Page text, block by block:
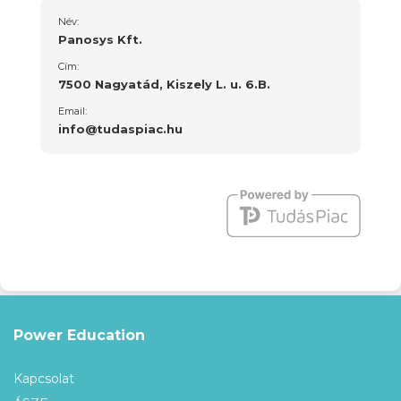
Név:
Panosys Kft.
Cím:
7500 Nagyatád, Kiszely L. u. 6.B.
Email:
info@tudaspiac.hu
Power Education
Kapcsolat